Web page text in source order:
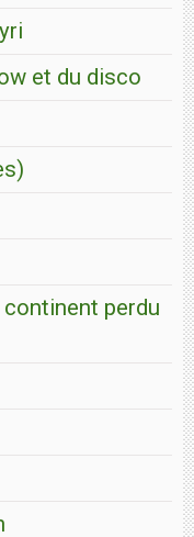
et du disco
perdu